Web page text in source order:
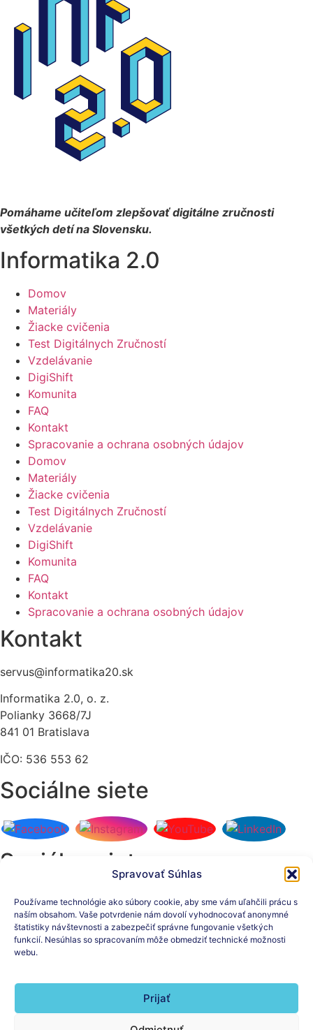
Spravovať Súhlas
Používame technológie ako súbory cookie, aby sme vám uľahčili prácu s
naším obsahom. Vaše potvrdenie nám dovolí vyhodnocovať anonymné
štatistiky návštevnosti a zabezpečiť správne fungovanie všetkých
funkcií. Nesúhlas so spracovaním môže obmedziť technické možnosti
webu.
Prijať
Pomáhame učiteľom zlepšovať digitálne zručnosti
všetkých detí na Slovensku.
Informatika 2.0
Domov
Materiály
Žiacke cvičenia
Test Digitálnych Zručností
Vzdelávanie
DigiShift
Komunita
FAQ
Kontakt
Spracovanie a ochrana osobných údajov
Domov
Materiály
Žiacke cvičenia
Test Digitálnych Zručností
Vzdelávanie
DigiShift
Komunita
FAQ
Kontakt
Spracovanie a ochrana osobných údajov
Kontakt
servus@informatika20.sk
Informatika 2.0, o. z.
Polianky 3668/7J
841 01 Bratislava
IČO: 536 553 62
Sociálne siete
Sociálne siete
Prihláste sa na odber
nášho newslettera